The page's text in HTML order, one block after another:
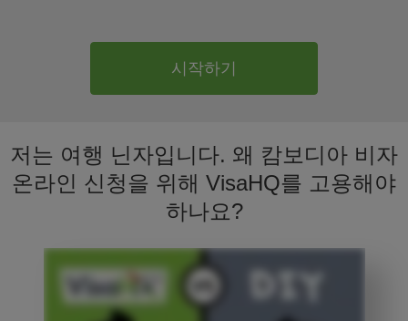
시작하기
저는 여행 닌자입니다. 왜 캄보디아 비자
온라인 신청을 위해 VisaHQ를 고용해야
하나요?